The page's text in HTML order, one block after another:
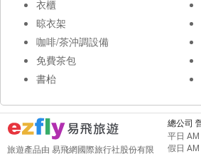
衣櫃
晾衣架
咖啡/茶沖調設備
免費茶包
書枱